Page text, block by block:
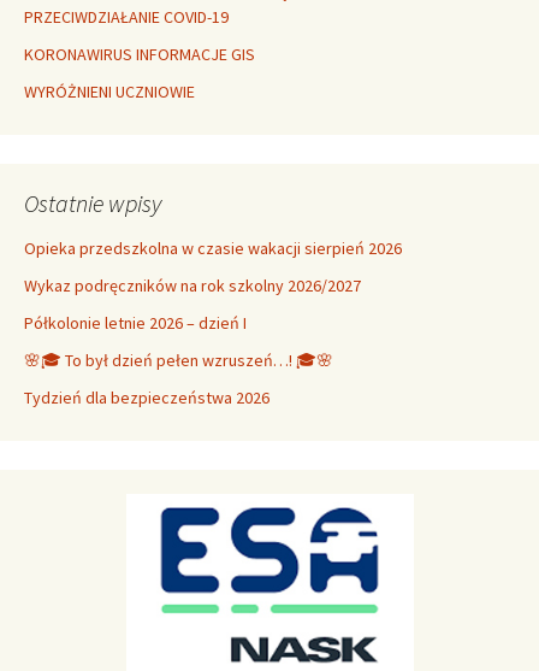
PRZECIWDZIAŁANIE COVID-19
KORONAWIRUS INFORMACJE GIS
WYRÓŻNIENI UCZNIOWIE
Ostatnie wpisy
Opieka przedszkolna w czasie wakacji sierpień 2026
Wykaz podręczników na rok szkolny 2026/2027
Półkolonie letnie 2026 – dzień I
🌸🎓 To był dzień pełen wzruszeń…! 🎓🌸
Tydzień dla bezpieczeństwa 2026